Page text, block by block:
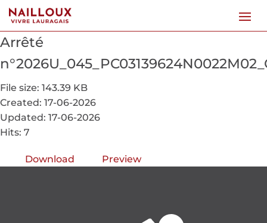
Arrêté
File size: 143.39 KB
Created: 17-06-2026
Updated: 17-06-2026
Hits: 7
Download Preview